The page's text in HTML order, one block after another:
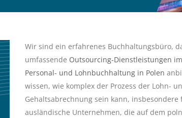
Wir sind ein erfahrenes Buchhaltungsbüro,
umfassende Outsourcing-Dienstleistungen
Personal- und Lohnbuchhaltung in Polen
wissen, wie komplex der Prozess der Lohn-
Gehaltsabrechnung sein kann, insbesondere
ausländische Unternehmen, die auf dem